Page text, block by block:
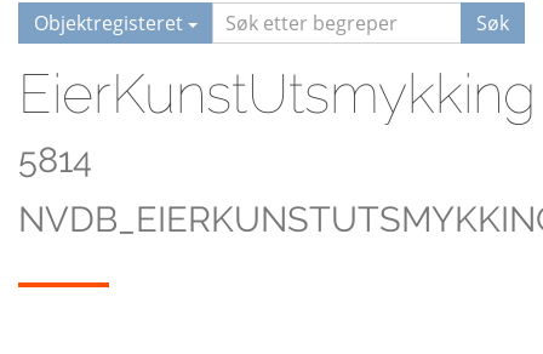
Objektregisteret Søk
EierKunstUtsmykking
5814